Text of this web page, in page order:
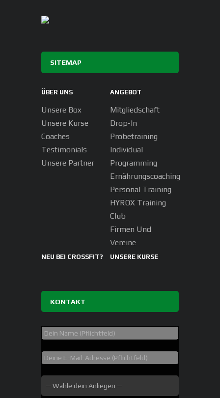
SITEMAP
ÜBER UNS
Unsere Box
Unsere Kurse
Coaches
Testimonials
Unsere Partner
ANGEBOT
Mitgliedschaft
Drop-In
Probetraining
Individual
Programming
Ernährungscoaching
Personal Training
HYROX Training
Club
Firmen Und
Vereine
NEU BEI CROSSFIT? UNSERE KURSE
KONTAKT